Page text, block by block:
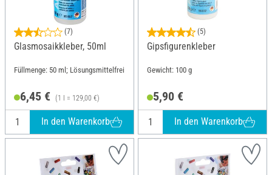
(7)
Glasmosaikkleber, 50ml
Füllmenge: 50 ml; Lösungsmittelfrei
6,45 € (1 l = 129,00 €)
In den Warenkorb
(5)
Gipsfigurenkleber
Gewicht: 100 g
5,90 €
In den Warenkorb